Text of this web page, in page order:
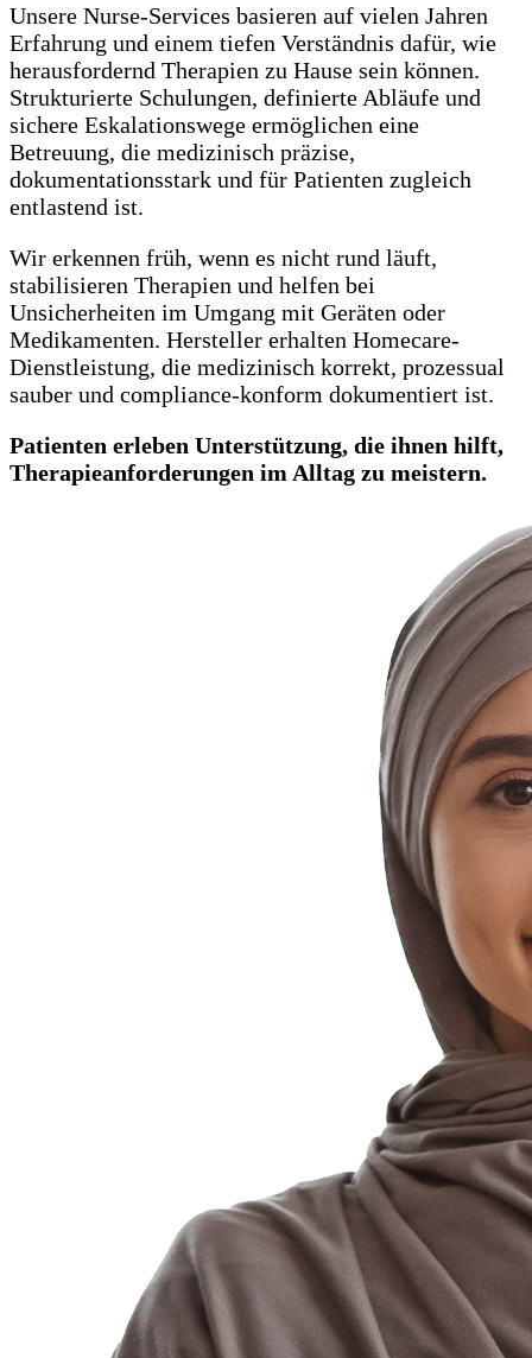
Unsere Nurse-Services basieren auf vielen Jahren
Erfahrung und einem tiefen Verständnis dafür, wie
herausfordernd Therapien zu Hause sein können.
Strukturierte Schulungen, definierte Abläufe und
sichere Eskalationswege ermöglichen eine
Betreuung, die medizinisch präzise,
dokumentationsstark und für Patienten zugleich
entlastend ist.
Wir erkennen früh, wenn es nicht rund läuft,
stabilisieren Therapien und helfen bei
Unsicherheiten im Umgang mit Geräten oder
Medikamenten. Hersteller erhalten Homecare-
Dienstleistung, die medizinisch korrekt, prozessual
sauber und compliance-konform dokumentiert ist.
Patienten erleben Unterstützung, die ihnen hilft,
Therapieanforderungen im Alltag zu meistern.